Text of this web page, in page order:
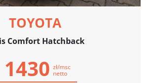
TOYOTA
Comfort Hatchback
1430 zł/msc
netto